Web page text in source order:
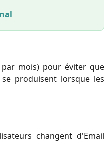
mois) pour éviter que
produisent lorsque les
changent d'Email